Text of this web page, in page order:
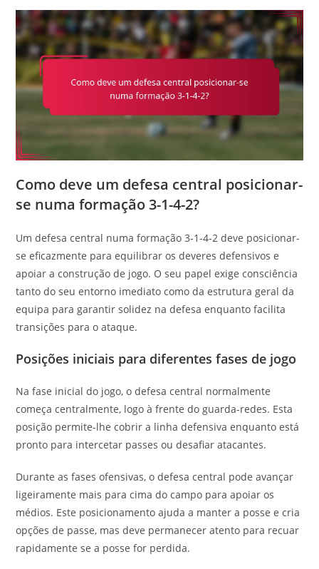
Como deve um defesa central posicionar-
se numa formação 3-1-4-2?
Um defesa central numa formação 3-1-4-2 deve posicionar-
se eficazmente para equilibrar os deveres defensivos e
apoiar a construção de jogo. O seu papel exige consciência
tanto do seu entorno imediato como da estrutura geral da
equipa para garantir solidez na defesa enquanto facilita
transições para o ataque.
Posições iniciais para diferentes fases de jogo
Na fase inicial do jogo, o defesa central normalmente
começa centralmente, logo à frente do guarda-redes. Esta
posição permite-lhe cobrir a linha defensiva enquanto está
pronto para intercetar passes ou desafiar atacantes.
Durante as fases ofensivas, o defesa central pode avançar
ligeiramente mais para cima do campo para apoiar os
médios. Este posicionamento ajuda a manter a posse e cria
opções de passe, mas deve permanecer atento para recuar
rapidamente se a posse for perdida.